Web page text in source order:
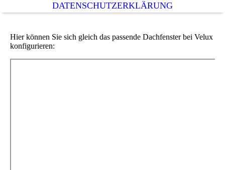
DATENSCHUTZERKLÄRUNG
Hier können Sie sich gleich das passende Dachfenster bei Velux
konfigurieren: